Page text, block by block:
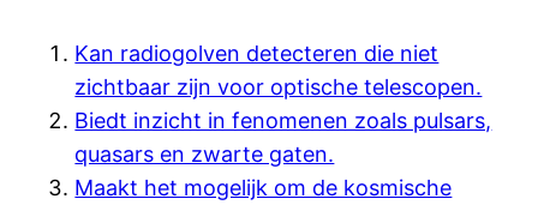
Kan radiogolven detecteren die niet
zichtbaar zijn voor optische telescopen.
Biedt inzicht in fenomenen zoals pulsars,
quasars en zwarte gaten.
Maakt het mogelijk om de kosmische